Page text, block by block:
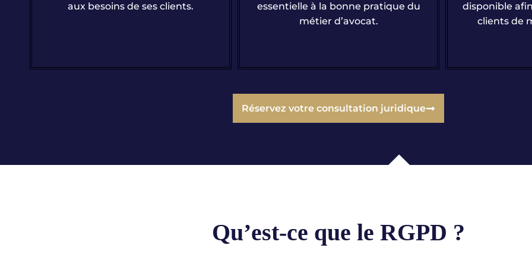
essentielle à la bonne pratique du
disponible afin d’accompagner ses
clients de manière continue.
AVOCATS,
par la
Réservez votre consultation juridique
Qu’est-ce que le RGPD ?